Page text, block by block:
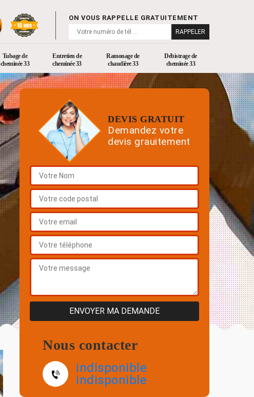
ON VOUS RAPPELLE GRATUITEMENT
Tubage de
cheminée 33
Entretien de
cheminée 33
Ramonage de
chaudière 33
Débistrage de
cheminée 33
DEVIS GRATUIT
Demandez votre
devis grauitement
Nous contacter
indisponible
indisponible